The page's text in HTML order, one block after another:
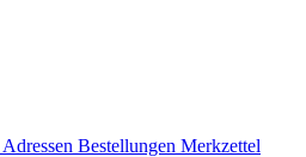
Adressen Bestellungen Merkzettel